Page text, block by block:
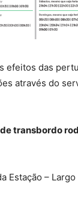
efeitos das
através do
transbordo
Estação –